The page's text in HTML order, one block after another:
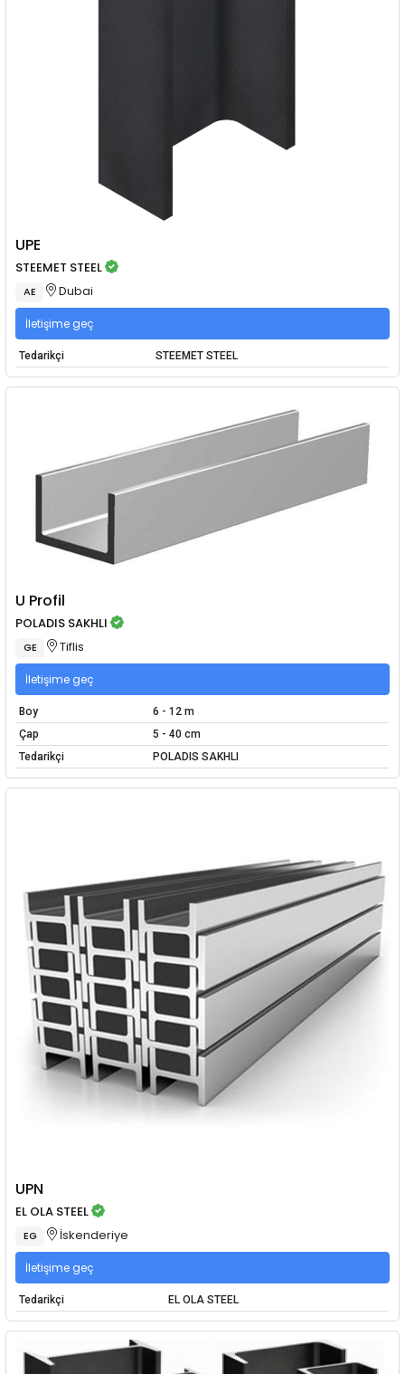
UPE
STEEMET STEEL
AE Dubai
İletişime geç
Tedarikçi STEEMET STEEL
U Profil
POLADIS SAKHLI
GE Tiflis
İletişime geç
Boy
6 - 12 m
Çap
5 - 40 cm
Tedarikçi
POLADIS SAKHLI
UPN
EL OLA STEEL
EG İskenderiye
İletişime geç
Tedarikçi EL OLA STEEL